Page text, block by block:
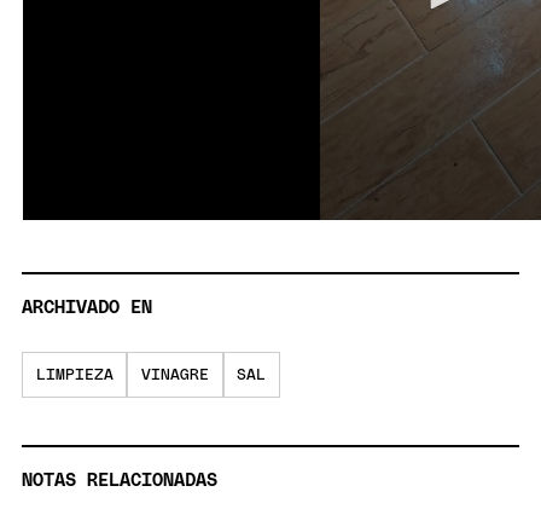
ARCHIVADO EN
LIMPIEZA VINAGRE SAL
NOTAS RELACIONADAS